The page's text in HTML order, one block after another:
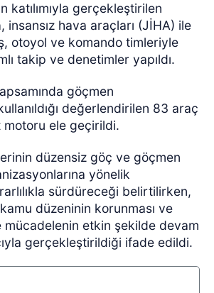
katılımıyla gerçekleştirilen
insansız hava araçları (JİHA) ile
otoyol ve komando timleriyle
takip ve denetimler yapıldı.
göçmen
değerlendirilen 83 araç
motoru ele geçirildi.
düzensiz göç ve göçmen
yönelik
sürdüreceği belirtilirken,
düzeninin korunması ve
mücadelenin etkin şekilde devam
gerçekleştirildiği ifade edildi.